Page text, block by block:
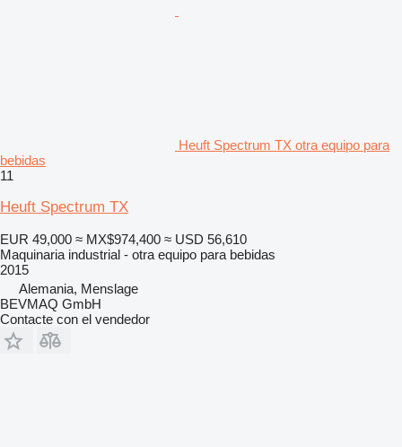
Heuft Spectrum TX otra equipo para
bebidas
11
Heuft Spectrum TX
EUR 49,000 ≈ MX$974,400 ≈ USD 56,610
Maquinaria industrial - otra equipo para bebidas
2015
Alemania, Menslage
BEVMAQ GmbH
Contacte con el vendedor